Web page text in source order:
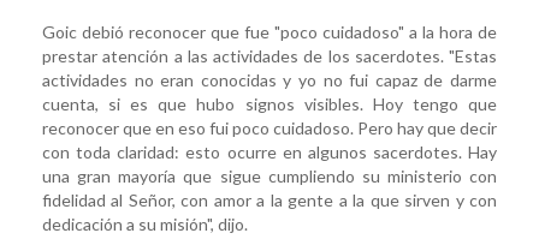
Goic debió reconocer que fue "poco cuidadoso" a la hora de
prestar atención a las actividades de los sacerdotes. "Estas
actividades no eran conocidas y yo no fui capaz de darme
cuenta, si es que hubo signos visibles. Hoy tengo que
reconocer que en eso fui poco cuidadoso. Pero hay que decir
con toda claridad: esto ocurre en algunos sacerdotes. Hay
una gran mayoría que sigue cumpliendo su ministerio con
fidelidad al Señor, con amor a la gente a la que sirven y con
dedicación a su misión", dijo.